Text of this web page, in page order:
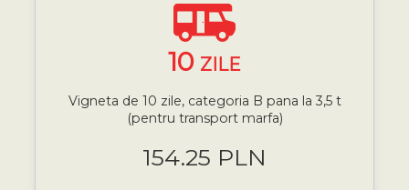
10 ZILE
Vigneta de 10 zile, categoria B pana la 3,5 t
(pentru transport marfa)
154.25 PLN